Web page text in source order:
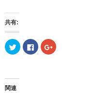
共有:
ク
リ
T
F
a
ク
リ
関連